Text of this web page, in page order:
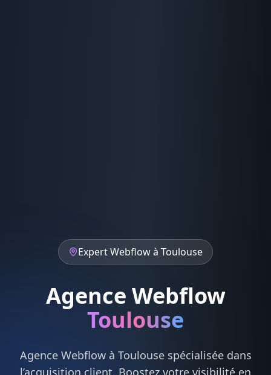
ExpertWebflowà Toulouse
Agence Webflow
Toulouse
Agence Webflowà Toulousespécialisée dans
l’acquisition client. Boostez votre visibilité en